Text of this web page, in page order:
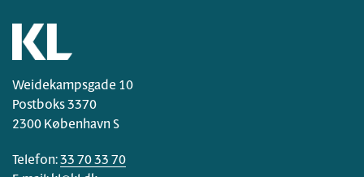
Weidekampsgade 10
Postboks 3370
2300 København S
Telefon:33 70 33 70